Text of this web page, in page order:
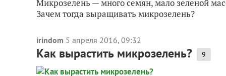
Микрозелень — много семян, мало зеленой
Зачем тогда выращивать микрозелень?
irindom 5 апреля 2016, 09:32
Как вырастить микрозелень? 9